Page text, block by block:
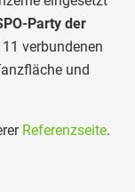
Party der
verbundenen
und
Referenzseite.